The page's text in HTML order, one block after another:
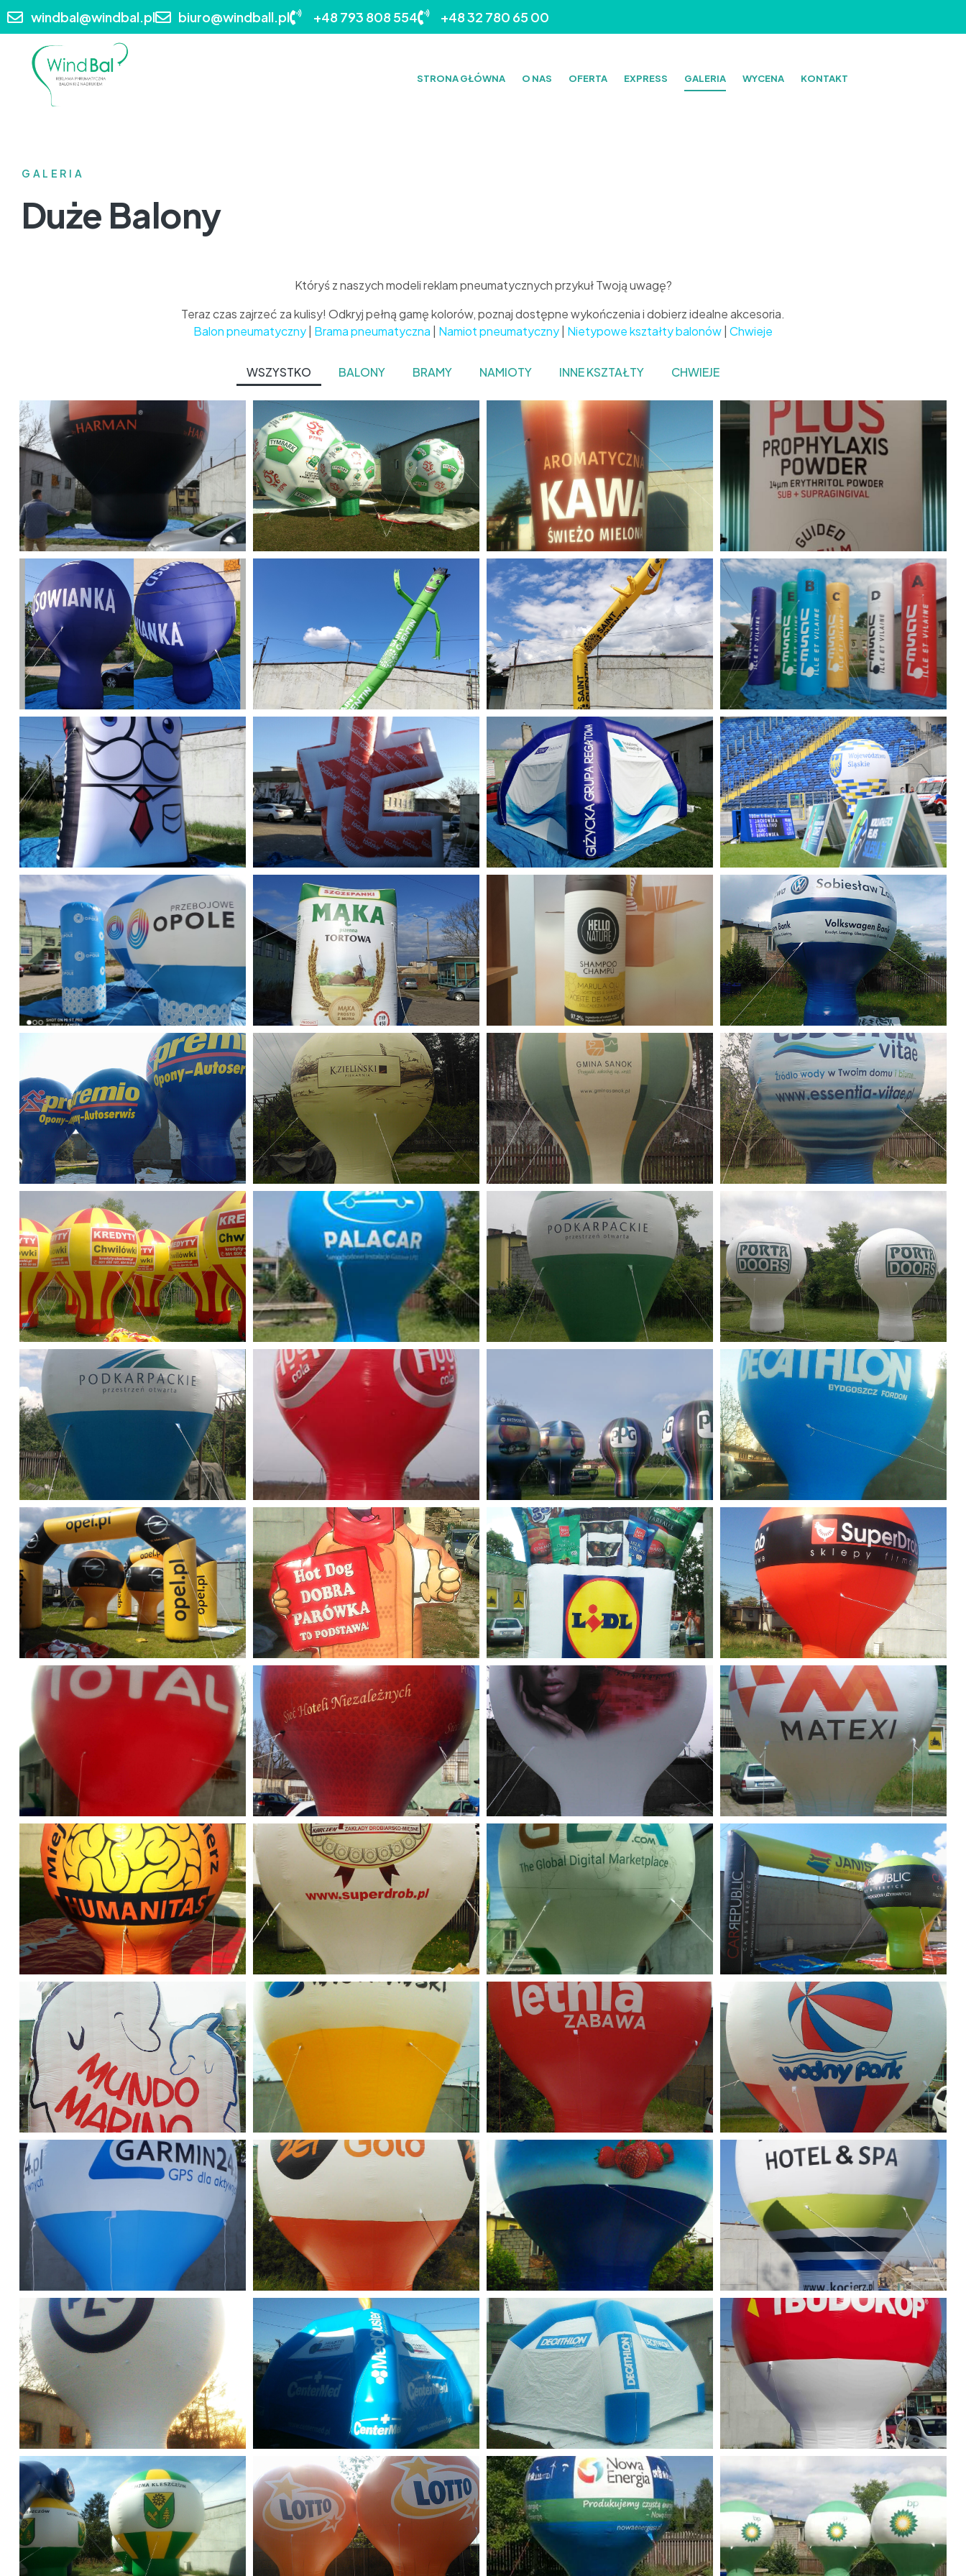
windbal@windbal.pl biuro@windball.pl +48 793 808 554 +48 32 780 65 00
STRONA GŁÓWNA O NAS OFERTA EXPRESS GALERIA WYCENA KONTAKT
GALERIA
Duże Balony
Któryś z naszych modeli reklam pneumatycznych przykuł Twoją uwagę?
Teraz czas zajrzeć za kulisy! Odkryj pełną gamę kolorów, poznaj dostępne wykończenia i dobierz idealne akcesoria.
Balon pneumatyczny Brama pneumatyczna Namiot pneumatyczny Nietypowe kształty balonów Chwieje
WSZYSTKO BALONY BRAMY NAMIOTY INNE KSZTAŁTY CHWIEJE